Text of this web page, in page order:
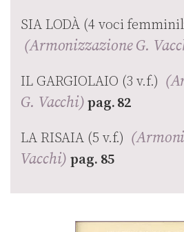
SIA LODÀ (4 voci
(Armonizzazione G.
IL GARGIOLAIO (3 v.f.)
G. Vacchi)pag. 82
LA RISAIA (5 v.f.)
Vacchi) pag. 85